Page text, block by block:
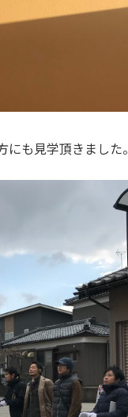
にも見学頂きました。